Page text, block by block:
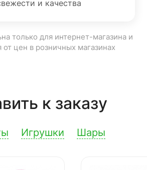
и качества
только для интернет-магазина и
от цен в розничных магазинах
к заказу
Игрушки Шары